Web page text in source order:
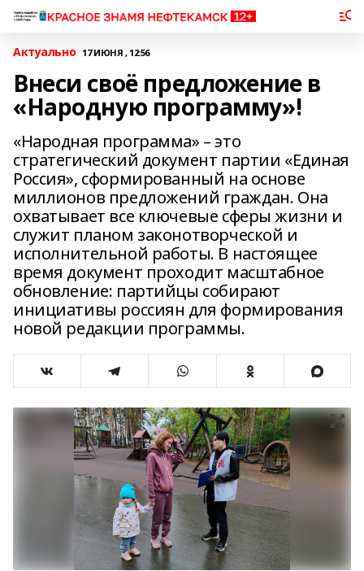
Актуально 17 ИЮНЯ , 12:56
Внеси своё предложение в
«Народную программу»!
«Народная программа» – это
стратегический документ партии «Единая
Россия», сформированный на основе
миллионов предложений граждан. Она
охватывает все ключевые сферы жизни и
служит планом законотворческой и
исполнительной работы. В настоящее
время документ проходит масштабное
обновление: партийцы собирают
инициативы россиян для формирования
новой редакции программы.